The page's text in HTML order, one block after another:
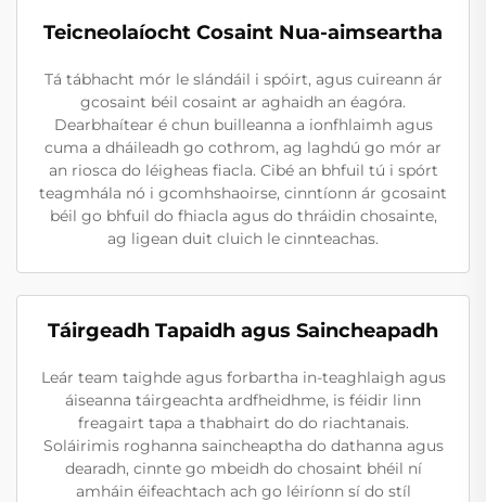
Teicneolaíocht Cosaint Nua-aimseartha
Tá tábhacht mór le slándáil i spóirt, agus cuireann ár
gcosaint béil cosaint ar aghaidh an éagóra.
Dearbhaítear é chun builleanna a ionfhlaimh agus
cuma a dháileadh go cothrom, ag laghdú go mór ar
an riosca do léigheas fiacla. Cibé an bhfuil tú i spórt
teagmhála nó i gcomhshaoirse, cinntíonn ár gcosaint
béil go bhfuil do fhiacla agus do thráidin chosainte,
ag ligean duit cluich le cinnteachas.
Táirgeadh Tapaidh agus Saincheapadh
Leár team taighde agus forbartha in-teaghlaigh agus
áiseanna táirgeachta ardfheidhme, is féidir linn
freagairt tapa a thabhairt do do riachtanais.
Soláirimis roghanna saincheaptha do dathanna agus
dearadh, cinnte go mbeidh do chosaint bhéil ní
amháin éifeachtach ach go léiríonn sí do stíl